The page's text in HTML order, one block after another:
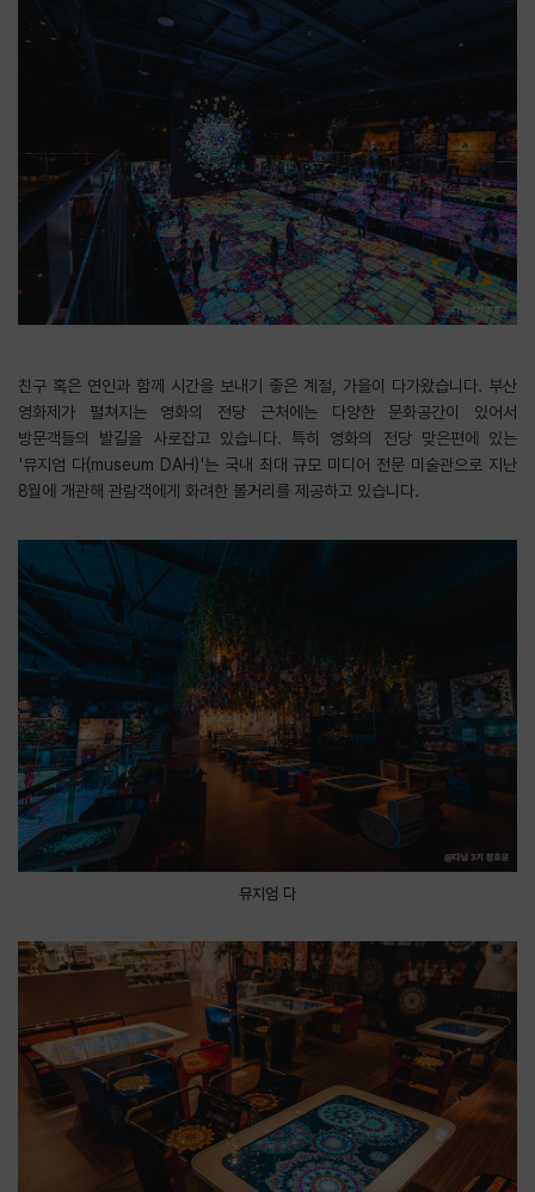
친구 혹은 연인과 함께 시간을 보내기 좋은 계절, 가을이 다가왔습니다. 부산
영화제가 펼쳐지는 영화의 전당 근처에는 다양한 문화공간이 있어서
방문객들의 발길을 사로잡고 있습니다. 특히 영화의 전당 맞은편에 있는
'뮤지엄 다(museum DAH)'는 국내 최대 규모 미디어 전문 미술관으로 지난
8월에 개관해 관람객에게 화려한 볼거리를 제공하고 있습니다.
뮤지엄 다